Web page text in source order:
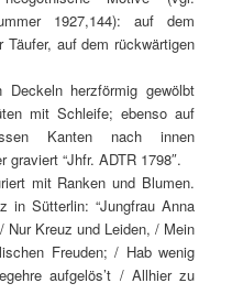
1927,144): auf dem
auf dem rückwärtigen
herzförmig gewölbt
mit Schleife; ebenso auf
Kanten nach innen
“Jhfr. ADTR 1798″.
mit Ranken und Blumen.
in Sütterlin: “Jungfrau Anna
Kreuz und Leiden, / Mein
Freuden; / Hab wenig
aufgelös’t / Allhier zu